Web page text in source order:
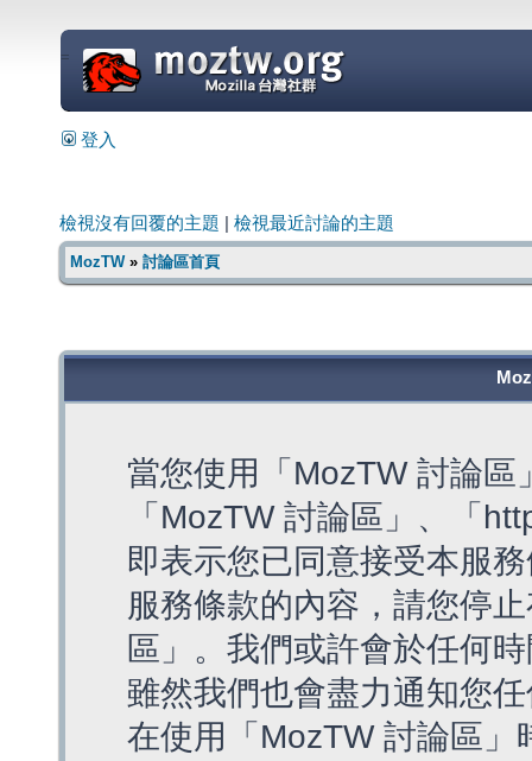
=
登入
檢視沒有回覆的主題 檢視最近討論的主題
MozTW» 討論區首頁
當您使用「MozTW 討論
「MozTW 討論區」、「
即表示您已同意接受本服
服務條款的內容，請您停
區」。我們或許會於任何
雖然我們也會盡力通知您
在使用「MozTW 討論區